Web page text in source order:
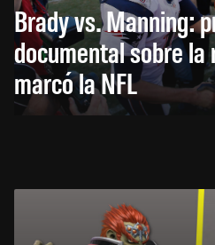
Brady vs. Manning:
documental sobre la
marcó la NFL